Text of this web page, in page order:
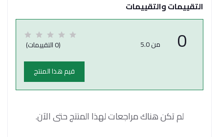
التقييمات والتقييمات
0 من 5.0 (0 التقييمات)
قيم هذا المنتج
لم تكن هناك مراجعات لهذا المنتج حتى الآن.